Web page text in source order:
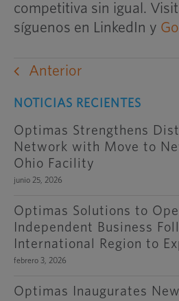
competitiva sin igual.
síguenos en LinkedIn y
Anterior
NOTICIAS RECIENTES
Optimas Strengthens
Network with Move to
Ohio Facility
junio 25, 2026
Optimas Solutions to
Independent Business
International Region to
febrero 3, 2026
Optimas Inaugurates